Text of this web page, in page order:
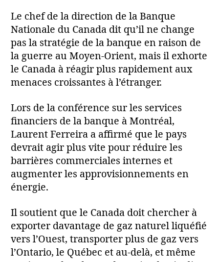
Le chef de la direction de la Banque
Nationale du Canada dit qu’il ne change
pas la stratégie de la banque en raison de
la guerre au Moyen‑Orient, mais il exhorte
le Canada à réagir plus rapidement aux
menaces croissantes à l’étranger.
Lors de la conférence sur les services
financiers de la banque à Montréal,
Laurent Ferreira a affirmé que le pays
devrait agir plus vite pour réduire les
barrières commerciales internes et
augmenter les approvisionnements en
énergie.
Il soutient que le Canada doit chercher à
exporter davantage de gaz naturel liquéfié
vers l’Ouest, transporter plus de gaz vers
l’Ontario, le Québec et au‑delà, et même